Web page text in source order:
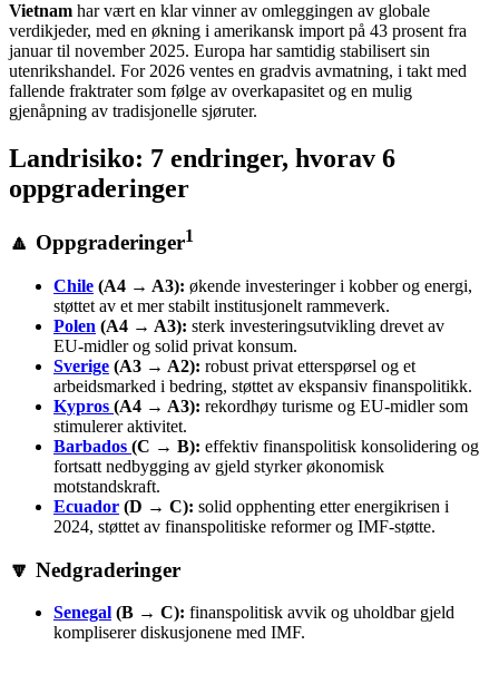
Vietnam har vært en klar vinner av omleggingen av globale
verdikjeder, med en økning i amerikansk import på 43 prosent fra
januar til november 2025. Europa har samtidig stabilisert sin
utenrikshandel. For 2026 ventes en gradvis avmatning, i takt med
fallende fraktrater som følge av overkapasitet og en mulig
gjenåpning av tradisjonelle sjøruter.
Landrisiko: 7 endringer, hvorav 6
oppgraderinger
🔼 Oppgraderinger1
Chile (A4 → A3): økende investeringer i kobber og energi,
støttet av et mer stabilt institusjonelt rammeverk.
Polen (A4 → A3): sterk investeringsutvikling drevet av
EU‑midler og solid privat konsum.
Sverige (A3 → A2): robust privat etterspørsel og et
arbeidsmarked i bedring, støttet av ekspansiv finanspolitikk.
Kypros (A4 → A3): rekordhøy turisme og EU-midler som
stimulerer aktivitet.
Barbados (C → B): effektiv finanspolitisk konsolidering og
fortsatt nedbygging av gjeld styrker økonomisk
motstandskraft.
Ecuador (D → C): solid opphenting etter energikrisen i
2024, støttet av finanspolitiske reformer og IMF-støtte.
🔽 Nedgraderinger
Senegal (B → C): finanspolitisk avvik og uholdbar gjeld
kompliserer diskusjonene med IMF.